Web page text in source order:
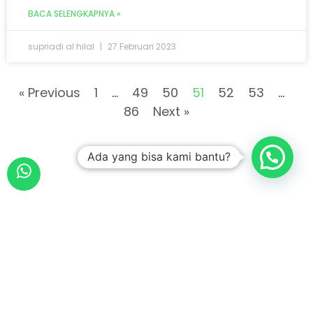
BACA SELENGKAPNYA »
supriadi al hilal 27 Februari 2023
« Previous 1 … 49 50 51 52 53
…
86
Next »
Ada yang bisa kami bantu?